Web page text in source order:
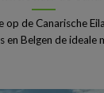
de Canarische
en Belgen de ideale